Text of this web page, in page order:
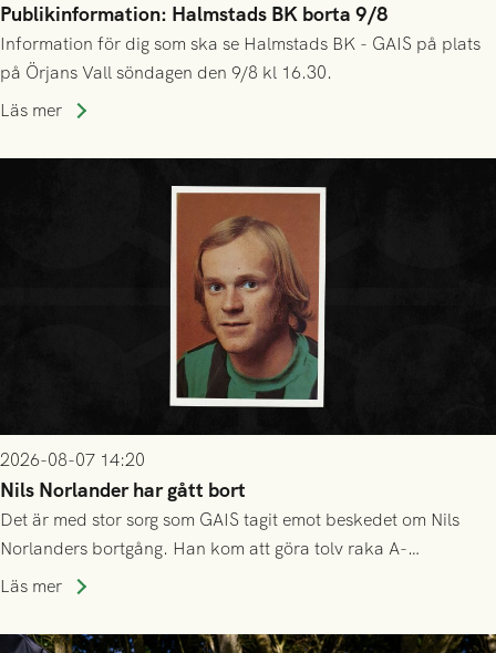
Publikinformation: Halmstads BK borta 9/8
Information för dig som ska se Halmstads BK - GAIS på plats
på Örjans Vall söndagen den 9/8 kl 16.30.
Läs mer
2026-08-07 14:20
Nils Norlander har gått bort
Det är med stor sorg som GAIS tagit emot beskedet om Nils
Norlanders bortgång. Han kom att göra tolv raka A-
lagssäsonger i Grönsvart och är en av få spelare som i GAIS
Läs mer